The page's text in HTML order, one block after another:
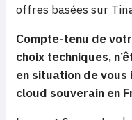
offres basées sur
Compte-tenu de
choix techniques,
en situation de vous
cloud souverain en